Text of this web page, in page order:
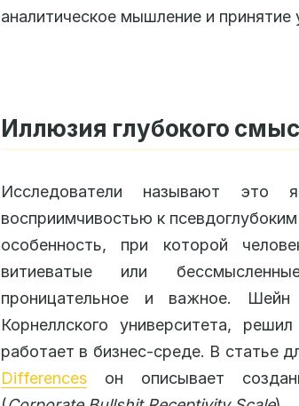
аналитическое мышление и принятие
Иллюзия глубокого
Исследователи называют это
восприимчивостью к
особенность, при которой
витиеватые или
проницательное и важное. Шейн
Корнеллского университета,
работает в бизнес-среде. В статье
Differences он описывает